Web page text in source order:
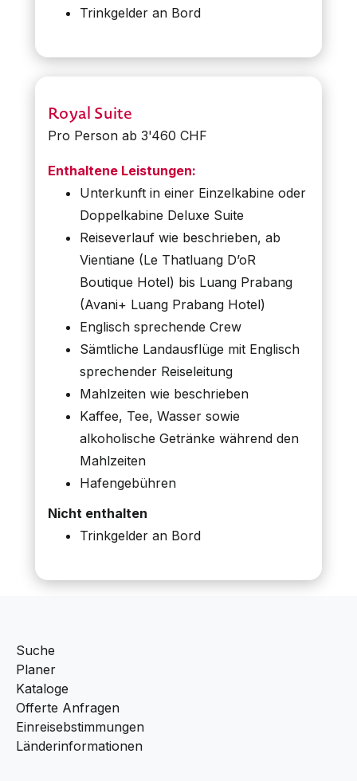
Trinkgelder an Bord
Royal Suite
Pro Person ab 3'460 CHF
Enthaltene Leistungen:
Unterkunft in einer Einzelkabine oder
Doppelkabine Deluxe Suite
Reiseverlauf wie beschrieben, ab
Vientiane (Le Thatluang D’oR
Boutique Hotel) bis Luang Prabang
(Avani+ Luang Prabang Hotel)
Englisch sprechende Crew
Sämtliche Landausflüge mit Englisch
sprechender Reiseleitung
Mahlzeiten wie beschrieben
Kaffee, Tee, Wasser sowie
alkoholische Getränke während den
Mahlzeiten
Hafengebühren
Nicht enthalten
Trinkgelder an Bord
Suche
Planer
Kataloge
Offerte Anfragen
Einreisebstimmungen
Länderinformationen